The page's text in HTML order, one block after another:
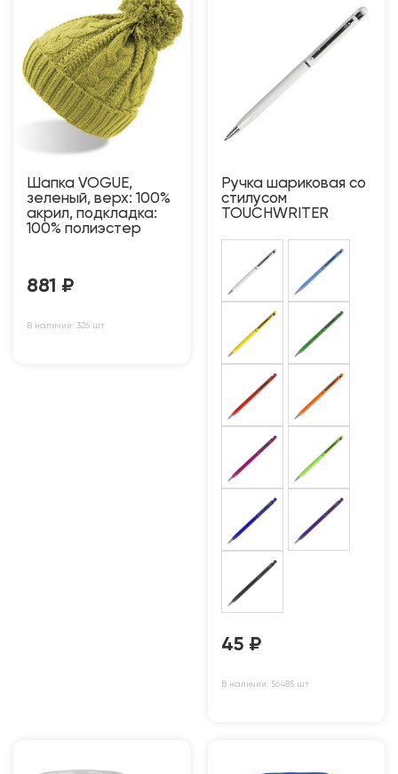
Шапка VOGUE,
зеленый, верх: 100%
акрил, подкладка:
100% полиэстер
881 ₽
В наличии: 326 шт
Ручка шариковая со
стилусом
TOUCHWRITER
45 ₽
В наличии: 56485 шт